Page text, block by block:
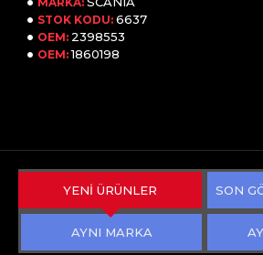
STOK KODU: 6637
OEM: 2398553
OEM: 1860198
YENİ ÜRÜNLER SON
AYNI MARKA